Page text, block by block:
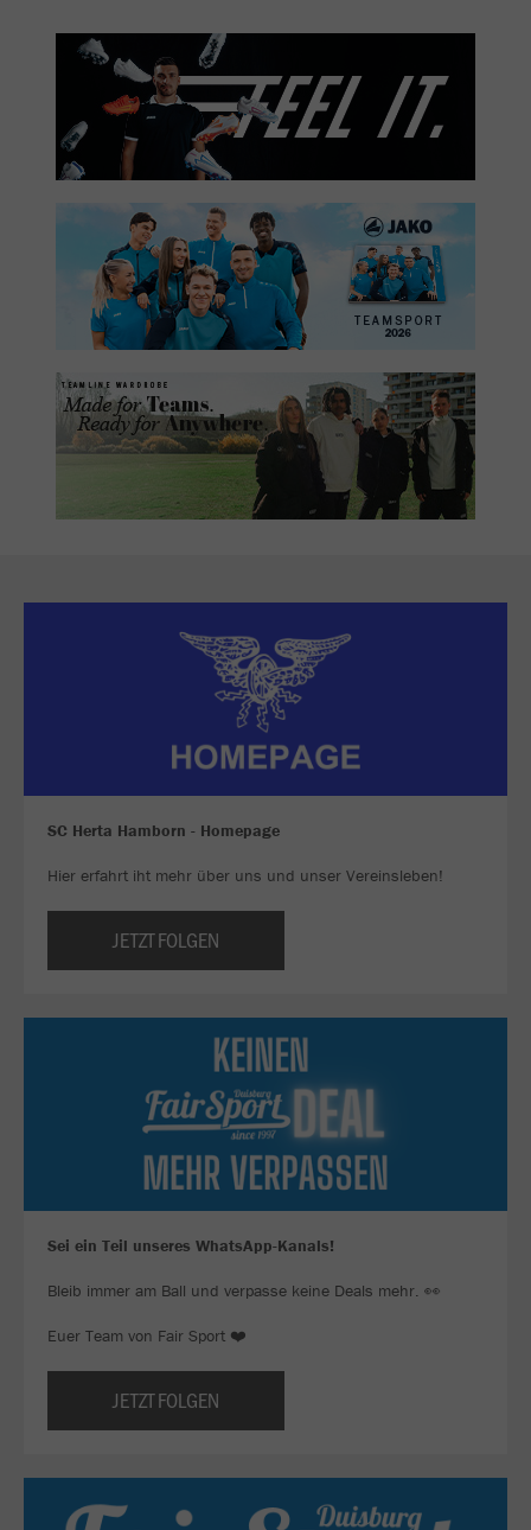
SC Herta Hamborn - Homepage
Hier erfahrt iht mehr über uns und unser Vereinsleben!
JETZT FOLGEN
Sei ein Teil unseres WhatsApp-Kanals!
Bleib immer am Ball und verpasse keine Deals mehr. 👀
Euer Team von Fair Sport ❤️
JETZT FOLGEN